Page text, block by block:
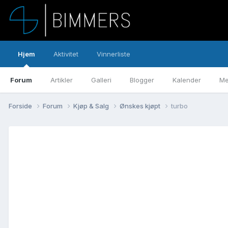
Hjem
Forum Artikler Galleri Blogger Kalender
Aktivitet Vinnerliste
Forside Forum Kjøp & Salg Ønskes kjøpt turbo